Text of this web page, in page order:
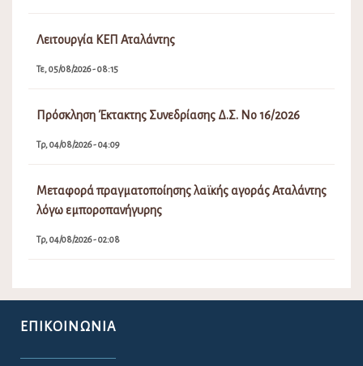
Λειτουργία ΚΕΠ Αταλάντης
Τε, 05/08/2026 - 08:15
Πρόσκληση Έκτακτης Συνεδρίασης Δ.Σ. Νο 16/2026
Τρ, 04/08/2026 - 04:09
Μεταφορά πραγματοποίησης λαϊκής αγοράς Αταλάντης
λόγω εμποροπανήγυρης
Τρ, 04/08/2026 - 02:08
ΕΠΙΚΟΙΝΩΝΊΑ